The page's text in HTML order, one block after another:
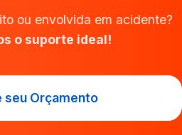
ou envolvida em acidente?
o suporte ideal!
seu Orçamento